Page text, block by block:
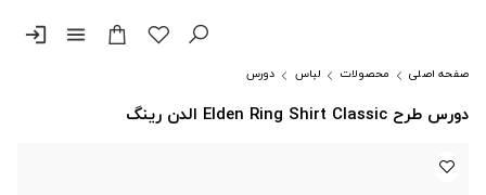
menu
login
صفحه اصلی محصولات لباس دورس
دورس طرح Elden Ring Shirt Classic الدن رینگ